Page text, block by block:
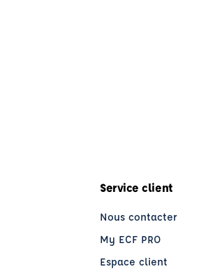
Service client
Nous contacter
My ECF PRO
Espace client